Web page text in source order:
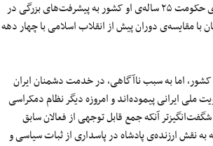
در این میان شخص شما، به عنوان فرزند محمدرضاشاه پهلوی که در سایه‌ی حکومت ۲۵ ساله‌ی او کشور به پیشرفت‌های بزرگی در
با مقایسه‌ی دوران پیش از انقلاب اسلامی با چهار دهه
اما به سبب ناآگاهی، در خدمت دشمنان ایران
ملی ایرانی پیموده‌اند و امروزه دیگر نظام دمکراسی
شگفت‌انگیزتر آنکه جمع قابل توجهی از فعالان سابق
نقش ارزنده‌ی پادشاه در پاسداری از ثبات سیاسی و